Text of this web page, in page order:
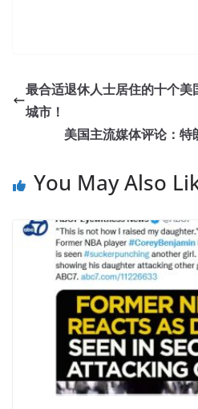
最合适退休人士居住的十个
城市！
美国主流媒体评论：
You May Also